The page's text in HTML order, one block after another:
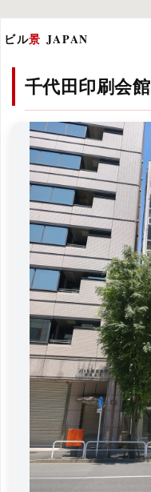
ビル景 JAPAN
千代田印刷会館